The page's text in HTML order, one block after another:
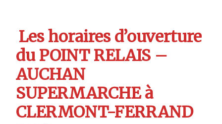
Les horaires d’ouverture
du POINT RELAIS –
AUCHAN
SUPERMARCHE à
CLERMONT-FERRAND